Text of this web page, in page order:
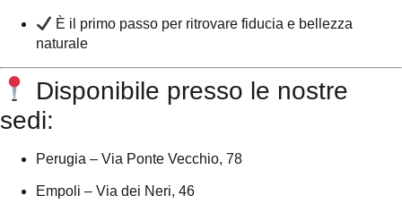
È il primo passo per ritrovare fiducia e bellezza
naturale
Disponibile presso le nostre
sedi:
Perugia – Via Ponte Vecchio, 78
Empoli – Via dei Neri, 46